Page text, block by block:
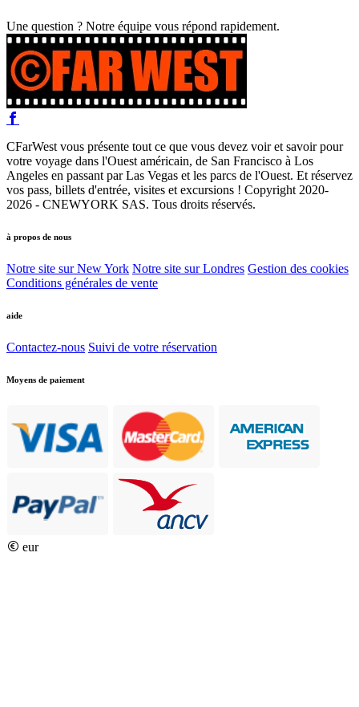
Une question ? Notre équipe vous répond rapidement.
CFarWest vous présente tout ce que vous devez voir et savoir pour
votre voyage dans l'Ouest américain, de San Francisco à Los
Angeles en passant par Las Vegas et les parcs de l'Ouest. Et réservez
vos pass, billets d'entrée, visites et excursions ! Copyright 2020-
2026 - CNEWYORK SAS. Tous droits réservés.
à propos de nous
Notre site sur New York Notre site sur Londres Gestion des cookies
Conditions générales de vente
aide
Contactez-nous Suivi de votre réservation
Moyens de paiement
eur